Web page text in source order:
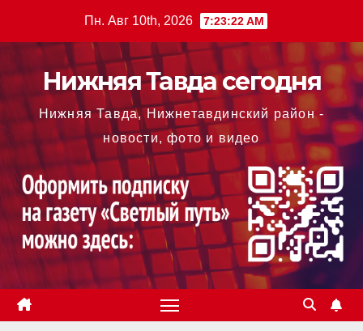
содержимому
Пн. Авг 10th, 2026 7:23:23 AM
Нижняя Тавда сегодня
Нижняя Тавда, Нижнетавдинский район -
новости, фото и видео